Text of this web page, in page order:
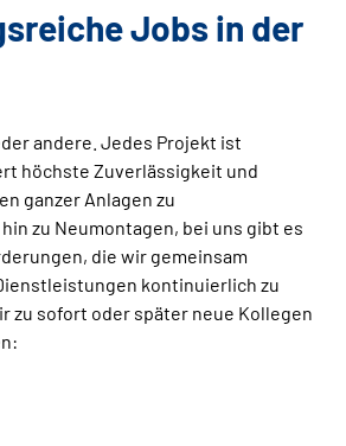
Jobs in der
andere. Jedes Projekt ist
höchste Zuverlässigkeit und
ganzer Anlagen zu
zu Neumontagen, bei uns gibt es
die wir gemeinsam
kontinuierlich zu
zu sofort oder später neue Kollegen